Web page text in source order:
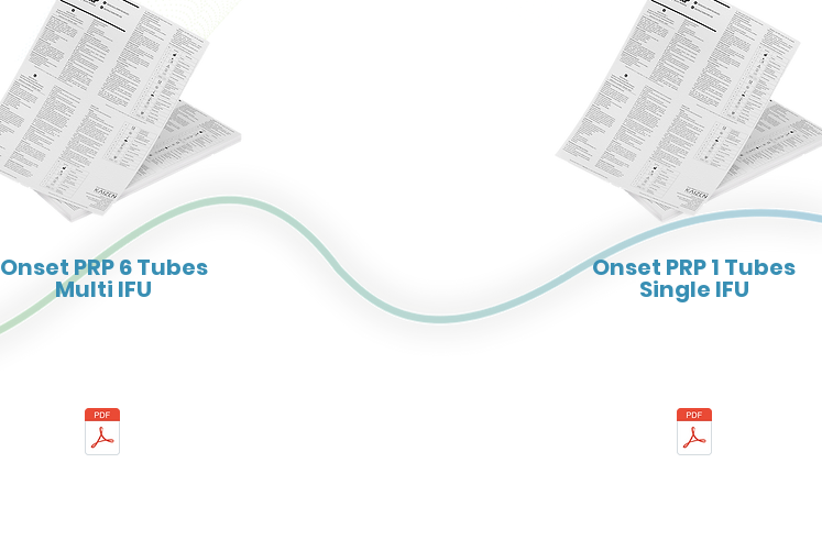
Onset PRP 6 Tubes
Multi IFU
Onset PRP 1 Tubes
Single IFU